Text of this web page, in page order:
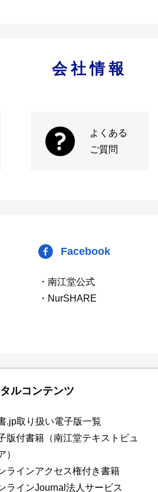
会社情報
よくある
ご質問
Facebook
・南江堂公式
・NurSHARE
ルコンテンツ
.jp取り扱い電子版一覧
版付書籍（南江堂テキストビュ
）
ラインアクセス権付き書籍
ラインJournal法人サービス